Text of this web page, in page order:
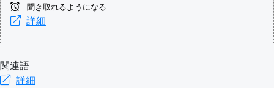
聞き取れるようになる
詳細
関連語
詳細